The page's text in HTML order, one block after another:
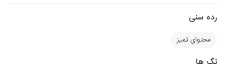
رده سنی
محتوای تمیز
تگ ها